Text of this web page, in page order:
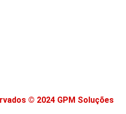
© 2024 GPM Soluções